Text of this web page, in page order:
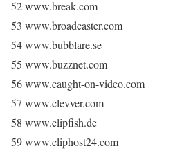
52 www.break.com
53 www.broadcaster.com
54 www.bubblare.se
55 www.buzznet.com
56 www.caught-on-video.com
57 www.clevver.com
58 www.clipfish.de
59 www.cliphost24.com